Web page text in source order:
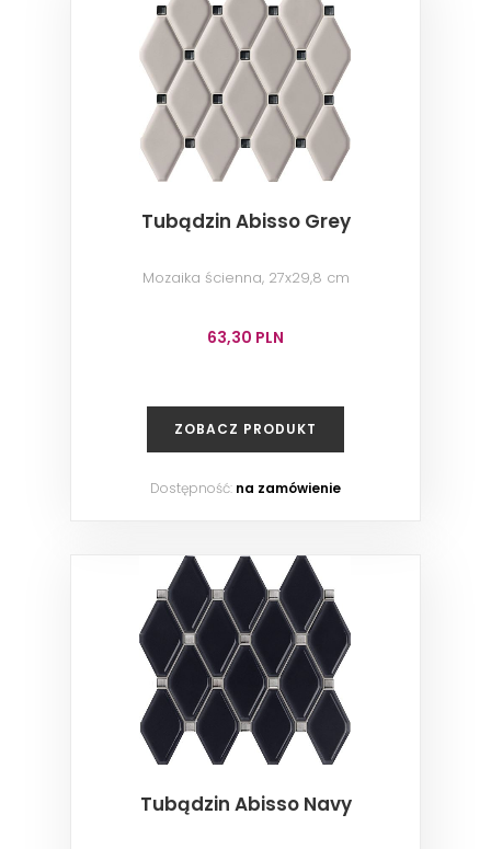
Tubądzin Abisso Grey
Mozaika ścienna, 27x29,8 cm
63,30 PLN
ZOBACZ PRODUKT
Dostępność: na zamówienie
Tubądzin Abisso Navy